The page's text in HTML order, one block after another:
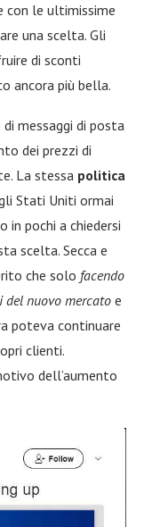
con le ultimissime
una scelta. Gli
di sconti
ancora più bella.
messaggi di posta
dei prezzi di
La stessa politica
Stati Uniti ormai
in pochi a chiedersi
scelta. Secca e
che solo facendo
del nuovo mercato e
poteva continuare
clienti.
dell’aumento